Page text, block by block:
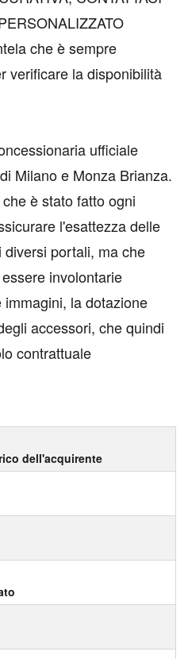
che è sempre
verificare la disponibilità
ufficiale
Milano e Monza Brianza.
è stato fatto ogni
l'esattezza delle
portali, ma che
involontarie
la dotazione
accessori, che quindi
contrattuale
dell'acquirente